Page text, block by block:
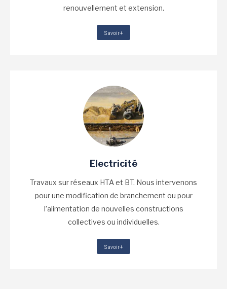
renouvellement et extension.
Savoir+
Electricité
Travaux sur réseaux HTA et BT. Nous intervenons
pour une modification de branchement ou pour
l’alimentation de nouvelles constructions
collectives ou individuelles.
Savoir+